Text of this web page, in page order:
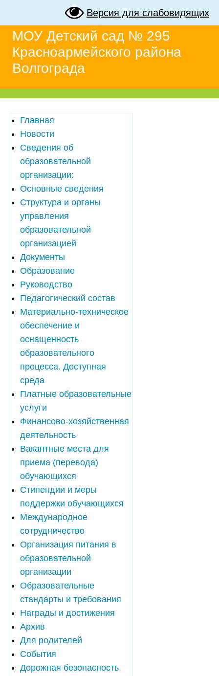
Версия для слабовидящих
МОУ Детский сад № 295
Красноармейского района
Волгограда
Главная
Новости
Сведения об
образовательной
организации:
Основные сведения
Структура и органы
управления
образовательной
организацией
Документы
Образование
Руководство
Педагогический состав
Материально-техническое
обеспечение и
оснащенность
образовательного
процесса. Доступная
среда
Платные образовательные
услуги
Финансово-хозяйственная
деятельность
Вакантные места для
приема (перевода)
обучающихся
Стипендии и меры
поддержки обучающихся
Международное
сотрудничество
Организация питания в
образовательной
организации
Образовательные
стандарты и требования
Награды и достижения
Архив
Для родителей
События
Дорожная безопасность